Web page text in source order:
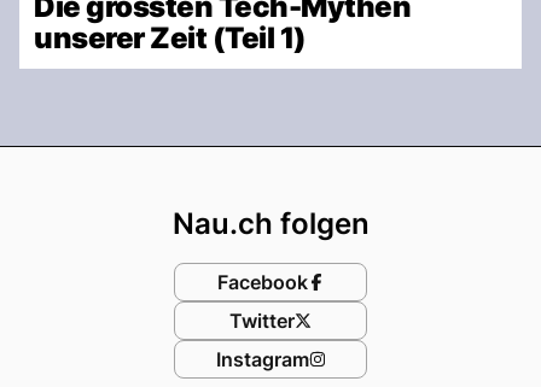
unserer Zeit (Teil 1)
Nau.ch folgen
Facebook
Twitter
Instagram